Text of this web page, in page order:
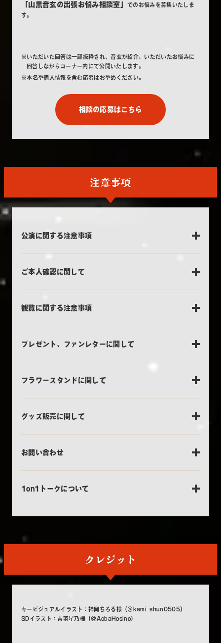
「山黒音玄の出張お悩み相談室」でのお悩みを募集いたしま
す。
※いただいた回答は一部抜粋され、音玄が紹介、いただいたお悩みに
回答しながらコーナー内にて公開いたします。
※本名や個人情報を含む応募はおやめください。
相談の応募はこちら
注意事項
公演に関する注意事項
ご本人確認に関して
観覧に関する注意事項
プレゼント、ファンレターに関して
フラワースタンドに関して
グッズ販売に関して
お問い合わせ
1on1トークについて
クレジット
キービジュアルイラスト：神岡ちろる様（@kami_shun0505）
SDイラスト：青羽星乃様（@AobaHosino）